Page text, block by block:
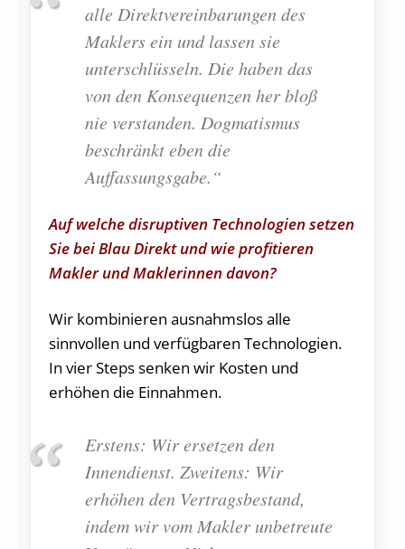
alle Direktvereinbarungen des
Maklers ein und lassen sie
unterschlüsseln. Die haben das
von den Konsequenzen her bloß
nie verstanden. Dogmatismus
beschränkt eben die
Auffassungsgabe.“
Auf welche disruptiven Technologien setzen
Sie bei Blau Direkt und wie profitieren
Makler und Maklerinnen davon?
Wir kombinieren ausnahmslos alle
sinnvollen und verfügbaren Technologien.
In vier Steps senken wir Kosten und
erhöhen die Einnahmen.
Erstens: Wir ersetzen den
Innendienst. Zweitens: Wir
erhöhen den Vertragsbestand,
indem wir vom Makler unbetreute